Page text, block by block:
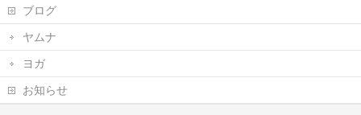
ブログ
ヤムナ
ヨガ
お知らせ